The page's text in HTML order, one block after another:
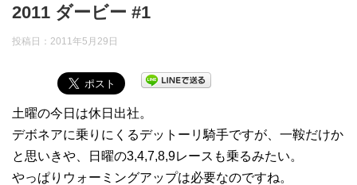
2011 ダービー #1
投稿日： 2011年5月29日
土曜の今日は休日出社。
デボネアに乗りにくるデットーリ騎手ですが、一鞍だけか
と思いきや、日曜の3,4,7,8,9レースも乗るみたい。
やっぱりウォーミングアップは必要なのですね。